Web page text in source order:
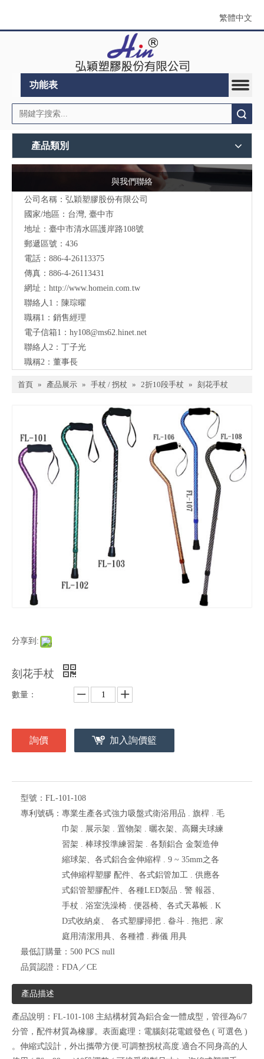
繁體中文
功能表
產品類別
與我們聯絡
公司名稱：弘穎塑膠股份有限公司
國家/地區：台灣, 臺中市
地址：臺中市清水區護岸路108號
郵遞區號：436
電話：886-4-26113375
傳真：886-4-26113431
網址： http://www.homein.com.tw
聯絡人1：陳琮曜
職稱1：銷售經理
電子信箱1： hy108@ms62.hinet.net
聯絡人2：丁子光
職稱2：董事長
首頁 » 產品展示 » 手杖 / 拐杖 » 2折10段手杖 » 刻花手杖
分享到:
刻花手杖
數量：
詢價 加入詢價籃
型號： FL-101-108
專利號碼： 專業生產各式強力吸盤式衛浴用品 . 旗桿 . 毛
巾架 . 展示架 . 置物架 . 曬衣架、高爾夫球練
習架 . 棒球投準練習架 . 各類鋁合 金製造伸
縮球架、各式鋁合金伸縮桿 . 9 ~ 35mm之各
式伸縮桿塑膠 配件、各式鋁管加工 . 供應各
式鋁管塑膠配件、各種LED製品 . 警 報器、
手杖 . 浴室洗澡椅 . 便器椅、各式天幕帳 . K
D式收納桌、 各式塑膠掃把 . 畚斗 . 拖把 . 家
庭用清潔用具、各種禮 . 葬儀 用具
最低訂購量： 500 PCS null
品質認證： FDA／CE
產品描述
產品說明：FL-101-108 主結構材質為鋁合金一體成型，管徑為6/7
分管，配件材質為橡膠。表面處理：電腦刻花電鍍發色 ( 可選色 )
。伸縮式設計，外出攜帶方便.可調整拐杖高度.適合不同身高的人